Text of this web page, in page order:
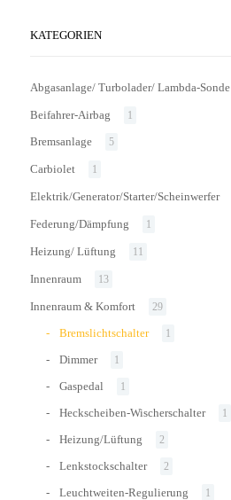
KATEGORIEN
Abgasanlage/ Turbolader/ Lambda-Sonde
Beifahrer-Airbag 1
Bremsanlage 5
Carbiolet 1
Elektrik/Generator/Starter/Scheinwerfer
Federung/Dämpfung 1
Heizung/ Lüftung 11
Innenraum 13
Innenraum & Komfort 29
Bremslichtschalter 1
Dimmer 1
Gaspedal 1
Heckscheiben-Wischerschalter 1
Heizung/Lüftung 2
Lenkstockschalter 2
Leuchtweiten-Regulierung 1